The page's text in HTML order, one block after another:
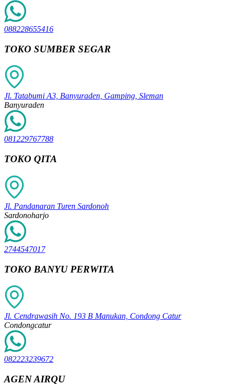
088228655416
TOKO SUMBER SEGAR
Jl. Tatabumi A3, Banyuraden, Gamping, Sleman
Banyuraden
081229767788
TOKO QITA
Jl. Pandanaran Turen Sardonoh
Sardonoharjo
2744547017
TOKO BANYU PERWITA
Jl. Cendrawasih No. 193 B Manukan, Condong Catur
Condongcatur
082223239672
AGEN AIRQU